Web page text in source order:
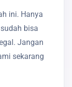
ini. Hanya
bisa
Jangan
sekarang